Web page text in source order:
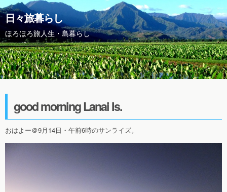
日々旅暮らし
ほろほろ旅人生・島暮らし
good morning Lanai Is.
おはよー＠9月14日・午前6時のサンライズ。